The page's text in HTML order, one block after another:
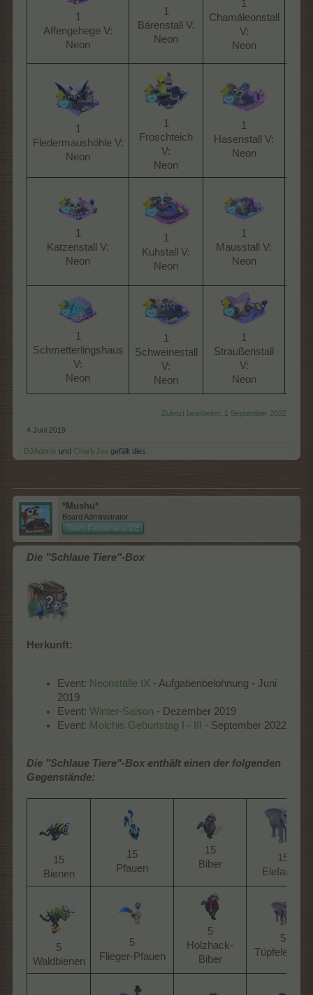
1
Affengehege V:
Neon​
1
Bärenstall V:
Neon​
1
Chamäleonstall
V:
Neon​
1
Fledermaushöhle V:
Neon​
1
Froschteich
V:
Neon​
1
Hasenstall V:
Neon​
1
Katzenstall V:
Neon​
1
Kuhstall V:
Neon​
1
Mausstall V:
Neon​
1
Schmetterlingshaus
V:
Neon​
1
Schweinestall
V:
Neon​
1
Straußenstall
V:
Neon​
Zuletzt bearbeitet: 1 September 2022
4 Juni 2019
DJAdonis und CharlyJoe gefällt dies.
*Mushu*
Board Administrator
Team Farmerama DE
Die "Schlaue Tiere"-Box
Herkunft:
Event: Neonställe IX - Aufgabenbelohnung - Juni
2019
Event: Winter-Saison - Dezember 2019
Event: Molchis Geburtstag I - III - September 2022
Die "Schlaue Tiere"-Box enthält einen der folgenden
Gegenstände:
15
Bienen​
15
Pfauen​
15
Biber​
15
Elefanten​
5
Waldbienen​
5
Flieger-Pfauen​
5
Holzhack-
Biber​
5
Tüpfelelefant​